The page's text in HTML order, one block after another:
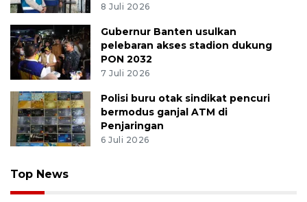
8 Juli 2026
Gubernur Banten usulkan
pelebaran akses stadion dukung
PON 2032
7 Juli 2026
Polisi buru otak sindikat pencuri
bermodus ganjal ATM di
Penjaringan
6 Juli 2026
Top News